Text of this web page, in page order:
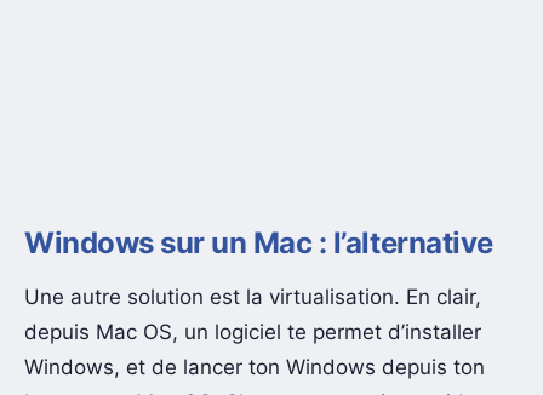
Windows sur un Mac : l’alternative
Une autre solution est la virtualisation. En clair,
depuis Mac OS, un logiciel te permet d’installer
Windows, et de lancer ton Windows depuis ton